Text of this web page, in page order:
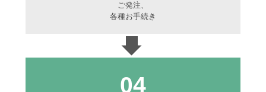
ご発注、
各種お手続き
04